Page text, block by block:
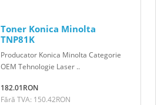
Toner Konica Minolta
TNP81K
Producator Konica Minolta Categorie
OEM Tehnologie Laser ..
182.01RON
Fără TVA: 150.42RON